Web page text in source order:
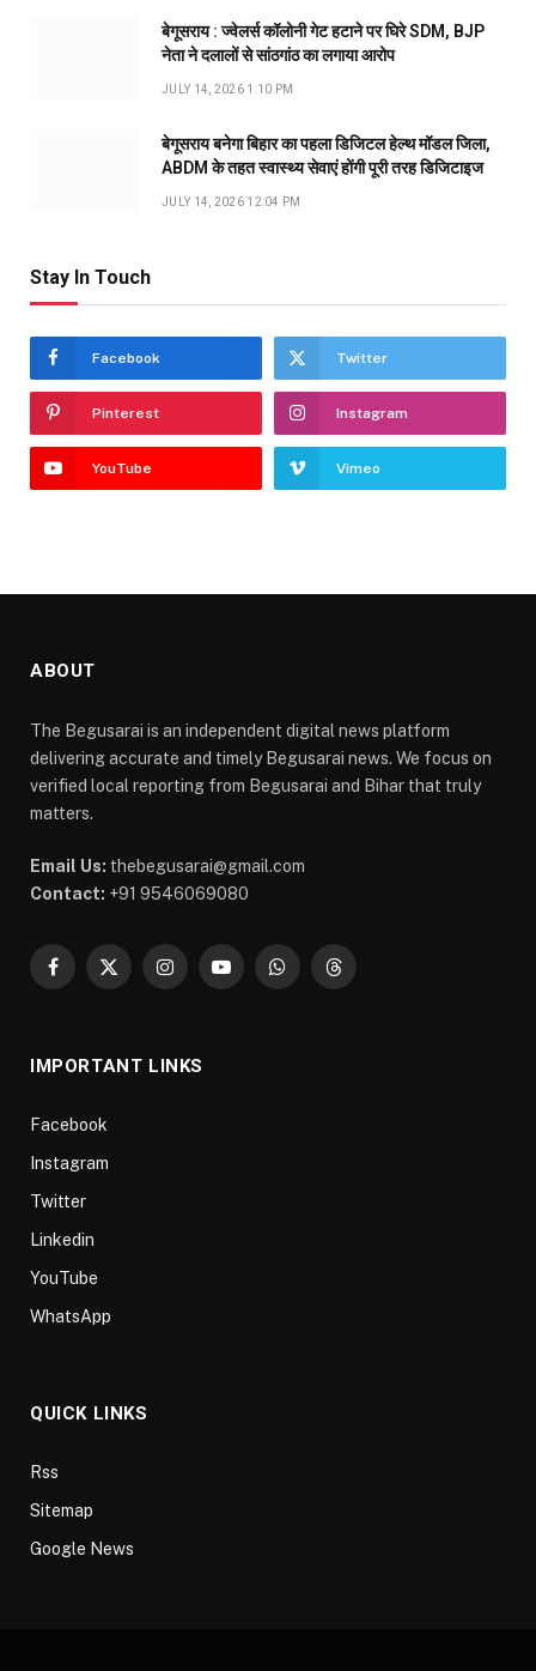
बेगूसराय : ज्वेलर्स कॉलोनी गेट हटाने पर घिरे SDM, BJP
नेता ने दलालों से सांठगांठ का लगाया आरोप
JULY 14, 2026 1:10 PM
बेगूसराय बनेगा बिहार का पहला डिजिटल हेल्थ मॉडल जिला,
ABDM के तहत स्वास्थ्य सेवाएं होंगी पूरी तरह डिजिटाइज
JULY 14, 2026 12:04 PM
Stay In Touch
Facebook Twitter
Pinterest Instagram
YouTube Vimeo
ABOUT
The Begusarai is an independent digital news platform
delivering accurate and timely Begusarai news. We focus on
verified local reporting from Begusarai and Bihar that truly
matters.
Email Us: thebegusarai@gmail.com
Contact: +91 9546069080
Facebook
X
InstagramYouTubeWhatsAppThreads
IMPORTANT LINKS
Facebook
Instagram
Twitter
Linkedin
YouTube
WhatsApp
QUICK LINKS
Rss
Sitemap
Google News